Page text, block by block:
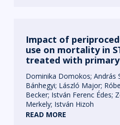
Impact of
use on mortality in
treated with primary
Dominika Domokos András
Bánhegyi László Major
Becker István Ferenc Édes
Merkely István Hizoh
READ MORE